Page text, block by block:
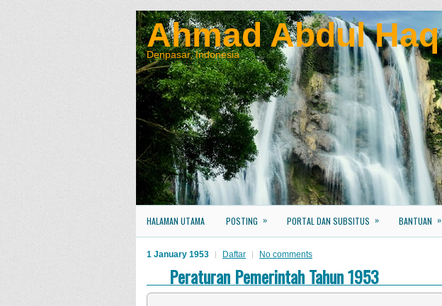
Ahmad Abdul Haq
Denpasar, Indonesia
HALAMAN UTAMA POSTING » PORTAL DAN SUBSITUS » BANTUAN »
1 January 1953 Daftar No comments
Peraturan Pemerintah Tahun 1953